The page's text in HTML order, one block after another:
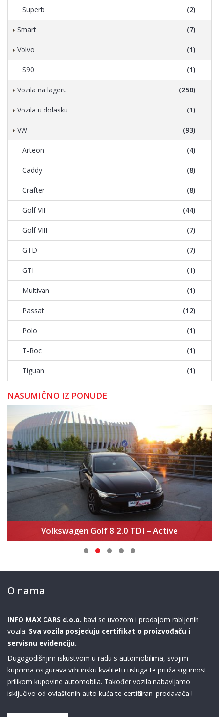
Superb (2)
Smart (7)
Volvo (1)
S90 (1)
Vozila na lageru (258)
Vozila u dolasku (1)
VW (93)
Arteon (4)
Caddy (8)
Crafter (8)
Golf VII (44)
Golf VIII (7)
GTD (7)
GTI (1)
Multivan (1)
Passat (12)
Polo (1)
T-Roc (1)
Tiguan (1)
NASUMIČNO IZ PONUDE
Volkswagen Golf 8 2.0 TDI – Active
O nama
INFO MAX CARS d.o.o. bavi se uvozom i prodajom rabljenih
vozila. Sva vozila posjeduju certifikat o proizvođaču i
servisnu evidenciju.
Dugogodišnjim iskustvom u radu s automobilima, svojim
kupcima osigurava vrhunsku kvalitetu usluga te pruža sigurnost
prilikom kupovine automobila. Također vozila nabavljamo
isključivo od ovlaštenih auto kuća te certificirani prodavača !